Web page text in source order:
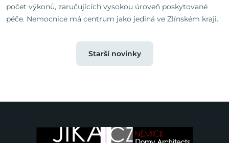
počet výkonů, zaručujících vysokou úroveň poskytované
péče. Nemocnice má centrum jako jediná ve Zlínském kraji.
Starší novinky